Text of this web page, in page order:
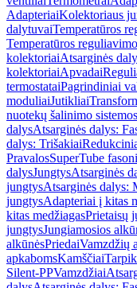
AdapteriaiKolektoriaus
dalytuvaiTemperatūros
Temperatūros
kolektoriaiAtsarginės
kolektoriaiApvadai
termostataiPagrindiniai
moduliaiJutikliai
nuotekų šalinimo sistemos
dalysAtsarginės dalys:
dalys: Trišakiai
PravalosSuperTube
dalysJungtysAtsarginės
jungtysAtsarginės dalys:
jungtysAdapteriai į kitas
kitas medžiagasPrietaisų
jungtysJungiamosios
alkūnėsPriedaiVamzdžių
apkabomsKamščiai
Silent-PPVamzdžiai